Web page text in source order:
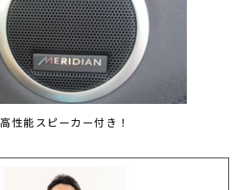
高性能スピーカー付き！